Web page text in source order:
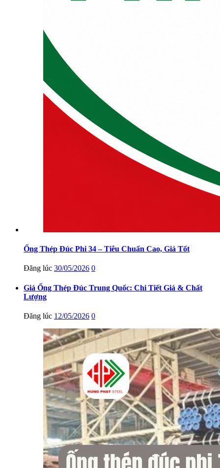
Ống Thép Đúc Phi 34 – Tiêu Chuẩn Cao, Giá Tốt
Đăng lúc 30/05/2026 0
Giá Ống Thép Đúc Trung Quốc: Chi Tiết Giá & Chất
Lượng
Đăng lúc 12/05/2026 0